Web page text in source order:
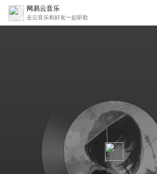
网易云音乐
去云音乐和好友一起听歌